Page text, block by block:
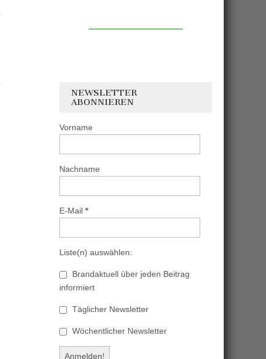
NEWSLETTER
ABONNIEREN
Vorname
Nachname
E-Mail *
Liste(n) auswählen:
Brandaktuell über jeden Beitrag
informiert
Täglicher Newsletter
Wöchentlicher Newsletter